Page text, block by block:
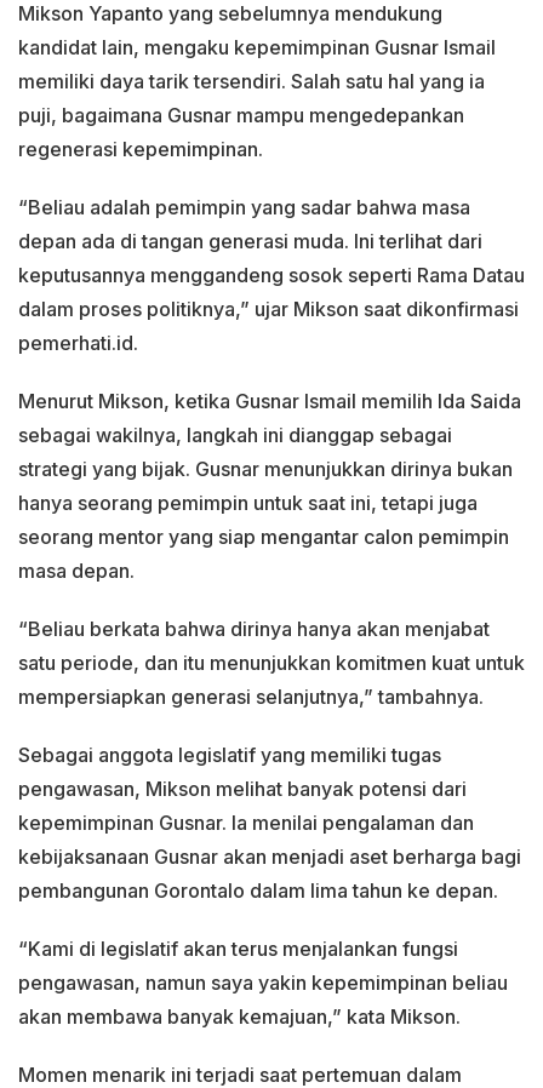
Mikson Yapanto yang sebelumnya mendukung
kandidat lain, mengaku kepemimpinan Gusnar Ismail
memiliki daya tarik tersendiri. Salah satu hal yang ia
puji, bagaimana Gusnar mampu mengedepankan
regenerasi kepemimpinan.
“Beliau adalah pemimpin yang sadar bahwa masa
depan ada di tangan generasi muda. Ini terlihat dari
keputusannya menggandeng sosok seperti Rama Datau
dalam proses politiknya,” ujar Mikson saat dikonfirmasi
pemerhati.id.
Menurut Mikson, ketika Gusnar Ismail memilih Ida Saida
sebagai wakilnya, langkah ini dianggap sebagai
strategi yang bijak. Gusnar menunjukkan dirinya bukan
hanya seorang pemimpin untuk saat ini, tetapi juga
seorang mentor yang siap mengantar calon pemimpin
masa depan.
“Beliau berkata bahwa dirinya hanya akan menjabat
satu periode, dan itu menunjukkan komitmen kuat untuk
mempersiapkan generasi selanjutnya,” tambahnya.
Sebagai anggota legislatif yang memiliki tugas
pengawasan, Mikson melihat banyak potensi dari
kepemimpinan Gusnar. Ia menilai pengalaman dan
kebijaksanaan Gusnar akan menjadi aset berharga bagi
pembangunan Gorontalo dalam lima tahun ke depan.
“Kami di legislatif akan terus menjalankan fungsi
pengawasan, namun saya yakin kepemimpinan beliau
akan membawa banyak kemajuan,” kata Mikson.
Momen menarik ini terjadi saat pertemuan dalam